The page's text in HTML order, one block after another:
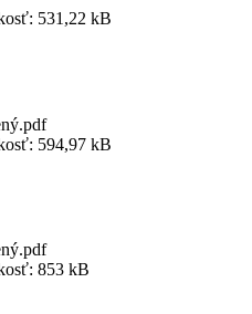
531,22 kB
594,97 kB
853 kB